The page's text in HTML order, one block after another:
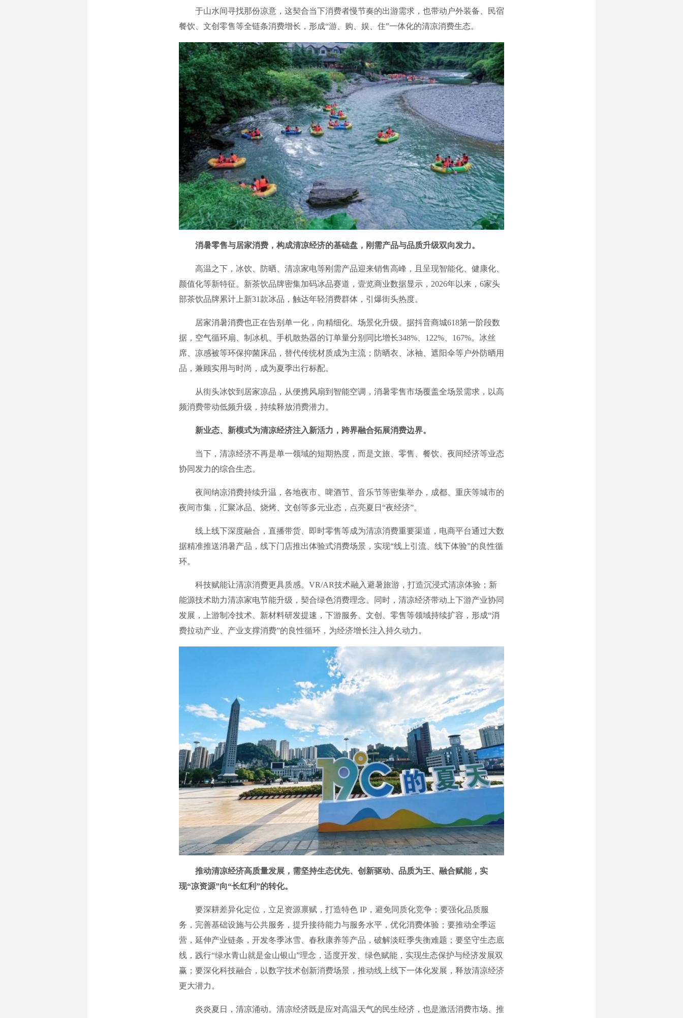
于山水间寻找那份凉意，这契合当下消费者慢节奏的出游需求，也带动户外装备、民宿
餐饮、文创零售等全链条消费增长，形成“游、购、娱、住”一体化的清凉消费生态。
消暑零售与居家消费，构成清凉经济的基础盘，刚需产品与品质升级双向发力。
高温之下，冰饮、防晒、清凉家电等刚需产品迎来销售高峰，且呈现智能化、健康化、
颜值化等新特征。新茶饮品牌密集加码冰品赛道，壹览商业数据显示，2026年以来，6家头
部茶饮品牌累计上新31款冰品，触达年轻消费群体，引爆街头热度。
居家消暑消费也正在告别单一化，向精细化、场景化升级。据抖音商城618第一阶段数
据，空气循环扇、制冰机、手机散热器的订单量分别同比增长348%、122%、167%。冰丝
席、凉感被等环保抑菌床品，替代传统材质成为主流；防晒衣、冰袖、遮阳伞等户外防晒用
品，兼顾实用与时尚，成为夏季出行标配。
从街头冰饮到居家凉品，从便携风扇到智能空调，消暑零售市场覆盖全场景需求，以高
频消费带动低频升级，持续释放消费潜力。
新业态、新模式为清凉经济注入新活力，跨界融合拓展消费边界。
当下，清凉经济不再是单一领域的短期热度，而是文旅、零售、餐饮、夜间经济等业态
协同发力的综合生态。
夜间纳凉消费持续升温，各地夜市、啤酒节、音乐节等密集举办，成都、重庆等城市的
夜间市集，汇聚冰品、烧烤、文创等多元业态，点亮夏日“夜经济”。
线上线下深度融合，直播带货、即时零售等成为清凉消费重要渠道，电商平台通过大数
据精准推送消暑产品，线下门店推出体验式消费场景，实现“线上引流、线下体验”的良性循
环。
科技赋能让清凉消费更具质感。VR/AR技术融入避暑旅游，打造沉浸式清凉体验；新
能源技术助力清凉家电节能升级，契合绿色消费理念。同时，清凉经济带动上下游产业协同
发展，上游制冷技术、新材料研发提速，下游服务、文创、零售等领域持续扩容，形成“消
费拉动产业、产业支撑消费”的良性循环，为经济增长注入持久动力。
推动清凉经济高质量发展，需坚持生态优先、创新驱动、品质为王、融合赋能，实
现“凉资源”向“长红利”的转化。
要深耕差异化定位，立足资源禀赋，打造特色 IP，避免同质化竞争；要强化品质服
务，完善基础设施与公共服务，提升接待能力与服务水平，优化消费体验；要推动全季运
营，延伸产业链条，开发冬季冰雪、春秋康养等产品，破解淡旺季失衡难题；要坚守生态底
线，践行“绿水青山就是金山银山”理念，适度开发、绿色赋能，实现生态保护与经济发展双
赢；要深化科技融合，以数字技术创新消费场景，推动线上线下一体化发展，释放清凉经济
更大潜力。
炎炎夏日，清凉涌动。清凉经济既是应对高温天气的民生经济，也是激活消费市场、推